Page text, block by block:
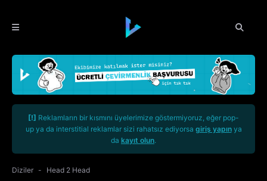
[!] Reklamların bir kısmını üyelerimize göstermiyoruz, eğer pop-
up ya da interstitial reklamlar sizi rahatsız ediyorsa giriş yapınya
da kayıt olun.
Diziler Head 2 Head